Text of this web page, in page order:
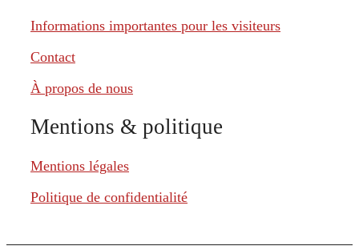
Informations importantes pour les visiteurs
Contact
À propos de nous
Mentions & politique
Mentions légales
Politique de confidentialité